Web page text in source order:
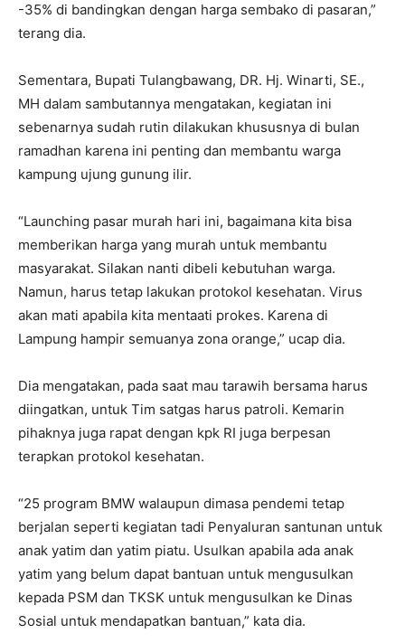
-35% di bandingkan dengan harga sembako di pasaran,”
terang dia.
Sementara, Bupati Tulangbawang, DR. Hj. Winarti, SE.,
MH dalam sambutannya mengatakan, kegiatan ini
sebenarnya sudah rutin dilakukan khususnya di bulan
ramadhan karena ini penting dan membantu warga
kampung ujung gunung ilir.
“Launching pasar murah hari ini, bagaimana kita bisa
memberikan harga yang murah untuk membantu
masyarakat. Silakan nanti dibeli kebutuhan warga.
Namun, harus tetap lakukan protokol kesehatan. Virus
akan mati apabila kita mentaati prokes. Karena di
Lampung hampir semuanya zona orange,” ucap dia.
Dia mengatakan, pada saat mau tarawih bersama harus
diingatkan, untuk Tim satgas harus patroli. Kemarin
pihaknya juga rapat dengan kpk RI juga berpesan
terapkan protokol kesehatan.
“25 program BMW walaupun dimasa pendemi tetap
berjalan seperti kegiatan tadi Penyaluran santunan untuk
anak yatim dan yatim piatu. Usulkan apabila ada anak
yatim yang belum dapat bantuan untuk mengusulkan
kepada PSM dan TKSK untuk mengusulkan ke Dinas
Sosial untuk mendapatkan bantuan,” kata dia.